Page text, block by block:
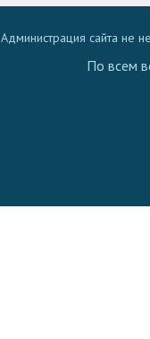
Администрация сайта не
По всем